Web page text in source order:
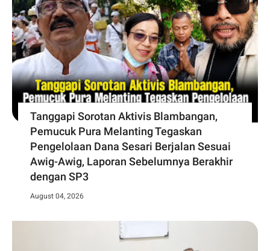
Tanggapi Sorotan Aktivis Blambangan,
Pemucuk Pura Melanting Tegaskan
Pengelolaan Dana Sesari Berjalan Sesuai
Awig-Awig, Laporan Sebelumnya Berakhir
dengan SP3
August 04, 2026